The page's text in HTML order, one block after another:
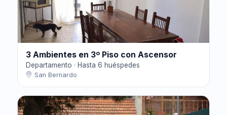
3 Ambientes en 3º Piso con Ascensor
Departamento · Hasta 6 huéspedes
San Bernardo